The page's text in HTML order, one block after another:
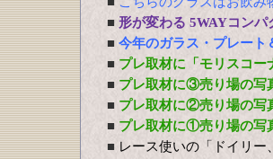
■ 形が変わる 5WAYコン
■ 今年のガラス・プレート
■ プレ取材に「モリスコー
■ プレ取材に③売り場の写
■ プレ取材に②売り場の写
■ プレ取材に①売り場の写
■ レース使いの「ドイリ